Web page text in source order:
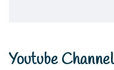
Youtube Channel